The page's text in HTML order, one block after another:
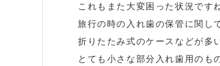
これもまた大変困った状況です
旅行の時の入れ歯の保管に関し
折りたたみ式のケースなどが多
とても小さな部分入れ歯用のも